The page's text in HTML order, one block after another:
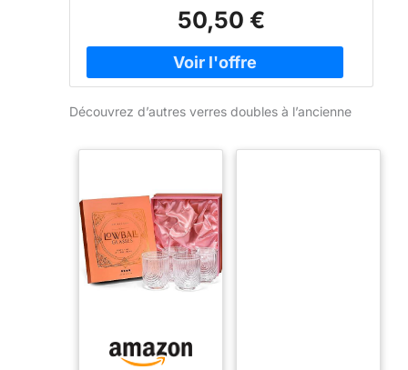
50,50 €
Découvrez d’autres verres doubles à l’ancienne